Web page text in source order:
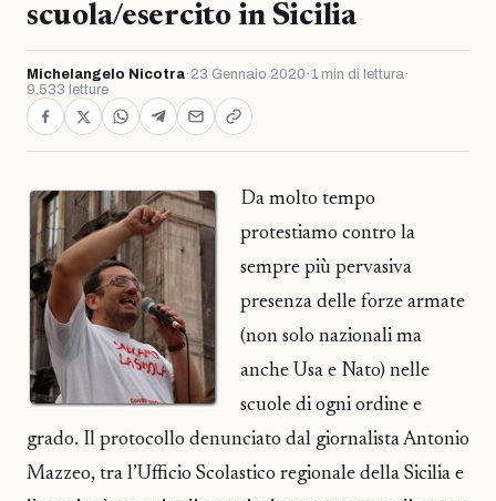
scuola/esercito in Sicilia
Michelangelo Nicotra· 23 Gennaio 2020 ·1 min di lettura·
9.533 letture
Da molto tempo
protestiamo contro la
sempre più pervasiva
presenza delle forze armate
(non solo nazionali ma
anche Usa e Nato) nelle
scuole di ogni ordine e
grado. Il protocollo denunciato dal giornalista Antonio
Mazzeo, tra l’Ufficio Scolastico regionale della Sicilia e